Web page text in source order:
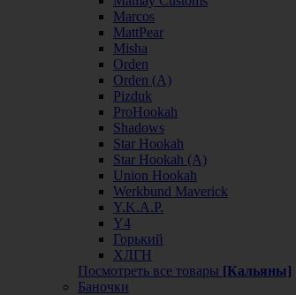
Marcos
MattPear
Misha
Orden
Orden (А)
Pizduk
ProHookah
Shadows
Star Hookah
Star Hookah (А)
Union Hookah
Werkbund Maverick
Y.K.A.P.
Y4
Горький
ХЛГН
Посмотреть все товары [Кальяны]
Баночки